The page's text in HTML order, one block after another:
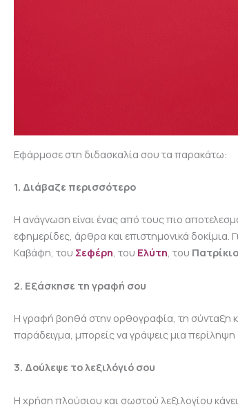
Εφάρμοσε στη διδασκαλία σου τα παρακάτω:
1. Διάβαζε περισσότερο
Η ανάγνωση είναι ένας από τους πιο
εφημερίδες, άρθρα και επιστημονικά
Καβάφη, του Σεφέρη, του Ελύτη, του
2. Εξάσκησε τη γραφή σου
Η γραφή βοηθά στην ορθογραφία, τη σύνταξη
παράδειγμα, μπορείς να γράψεις μια
3. Δούλεψε το λεξιλόγιό σου
Η χρήση πλούσιου και σωστού λεξιλογίου